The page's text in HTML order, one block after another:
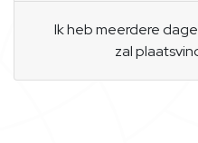
Ik heb meerdere
zal